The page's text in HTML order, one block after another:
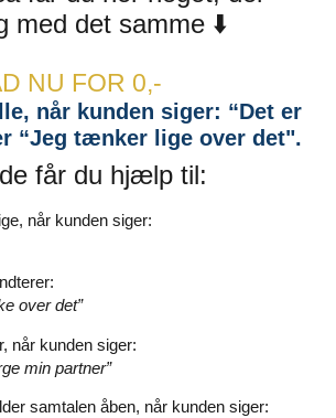
med det samme ⬇️
NU FOR 0,-
når kunden siger: “Det er
“Jeg tænker lige over det".
får du hjælp til:
når kunden siger:
over det”
når kunden siger:
min partner”
samtalen åben, når kunden siger: